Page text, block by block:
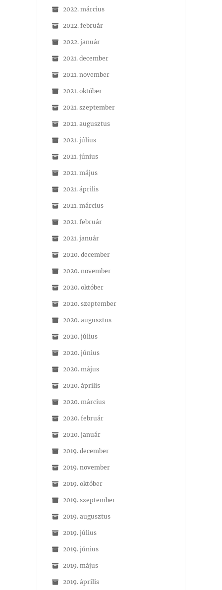
2022. március
2022. február
2022. január
2021. december
2021. november
2021. október
2021. szeptember
2021. augusztus
2021. július
2021. június
2021. május
2021. április
2021. március
2021. február
2021. január
2020. december
2020. november
2020. október
2020. szeptember
2020. augusztus
2020. július
2020. június
2020. május
2020. április
2020. március
2020. február
2020. január
2019. december
2019. november
2019. október
2019. szeptember
2019. augusztus
2019. július
2019. június
2019. május
2019. április